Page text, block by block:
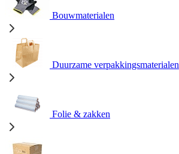
Bouwmaterialen
Duurzame verpakkingsmaterialen
Folie & zakken